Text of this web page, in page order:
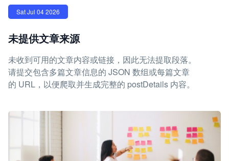
Sat Jul 04 2026
未提供文章来源
未收到可用的文章内容或链接，因此无法提取段落。
请提交包含多篇文章信息的 JSON 数组或每篇文章
的 URL，以便爬取并生成完整的 postDetails 内容。